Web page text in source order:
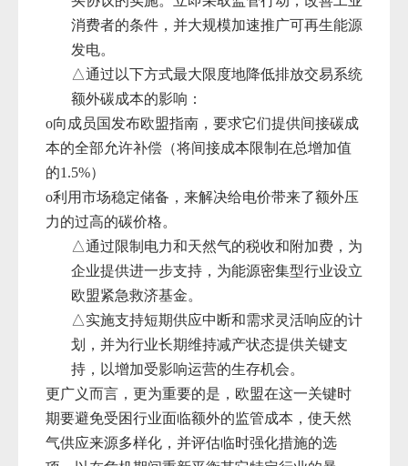
消费者的条件，并大规模加速推广可再生能源
发电。
△通过以下方式最大限度地降低排放交易系统
额外碳成本的影响：
o向成员国发布欧盟指南，要求它们提供间接碳成
本的全部允许补偿（将间接成本限制在总增加值
的1.5%）
o利用市场稳定储备 ，来解决给电价带来了额外压
力的过高的碳价格。
△通过限制电力和天然气的税收和附加费，为
企业提供进一步支持，为能源密集型行业设立
欧盟紧急救济基金。
△实施支持短期供应中断和需求灵活响应的计
划，并为行业长期维持减产状态提供关键支
持，以增加受影响运营的生存机会。
更广义而言，更为重要的是，欧盟在这一关键时
期要避免受困行业面临额外的监管成本，使天然
气供应来源多样化，并评估临时强化措施的选